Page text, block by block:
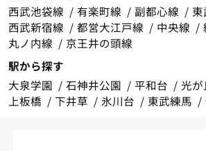
西武池袋線
有楽町線 副都心線
西武新宿線
都営大江戸線 中央線
丸ノ内線
京王井の頭線
駅から探す
大泉学園
石神井公園 平和台 光が
上板橋
下井草 氷川台 東武練馬